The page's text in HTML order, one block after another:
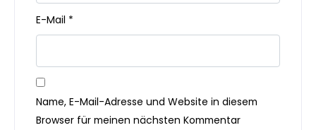
E-Mail *
Name, E-Mail-Adresse und Website in diesem
Browser für meinen nächsten Kommentar